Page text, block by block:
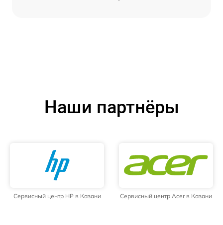
Наши партнёры
Сервисный центр HP в Казани Сервисный центр Acer в Казани